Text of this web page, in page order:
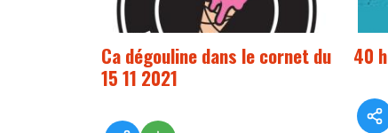
Ca dégouline dans le cornet du
15 11 2021
40